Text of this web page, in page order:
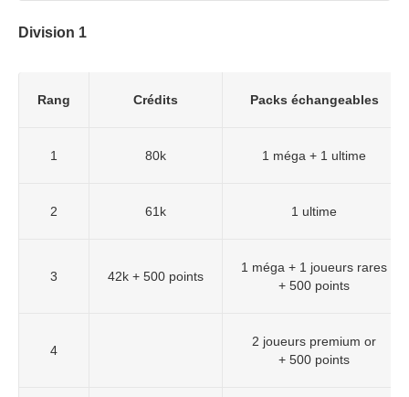
Division 1
Rang Crédits Packs échangeables
1 80k 1 méga + 1 ultime
2 61k 1 ultime
3 42k + 500 points
1 méga + 1 joueurs rares
+ 500 points
4
2 joueurs premium or
+ 500 points